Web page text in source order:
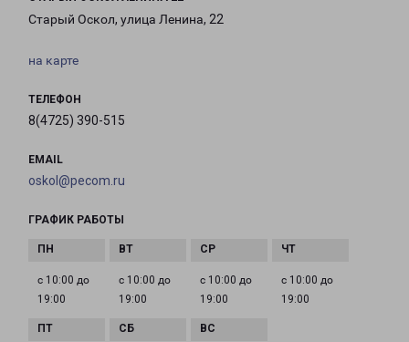
Старый Оскол, улица Ленина, 22
на карте
ТЕЛЕФОН
8(4725) 390-515
EMAIL
oskol@pecom.ru
ГРАФИК РАБОТЫ
с 10:00 до
19:00
с 10:00 до
19:00
с 10:00 до
19:00
с 10:00 до
19:00